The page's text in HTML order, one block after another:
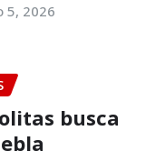
5, 2026
busca